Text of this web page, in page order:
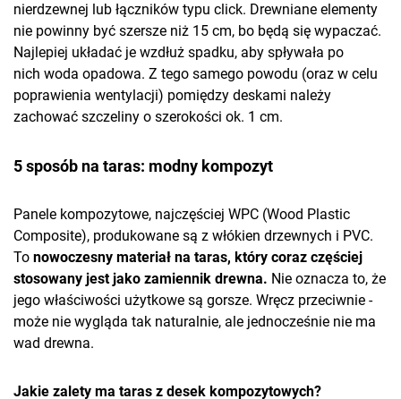
nierdzewnej lub łączników typu click. Drewniane elementy
nie powinny być szersze niż 15 cm, bo będą się wypaczać.
Najlepiej układać je wzdłuż spadku, aby spływała po
nich woda opadowa. Z tego samego powodu (oraz w celu
poprawienia wentylacji) pomiędzy deskami należy
zachować szczeliny o szerokości ok. 1 cm.
5 sposób na taras: modny kompozyt
Panele kompozytowe, najczęściej WPC (Wood Plastic
Composite), produkowane są z włókien drzewnych i PVC.
To nowoczesny materiał na taras, który coraz częściej
stosowany jest jako zamiennik drewna. Nie oznacza to, że
jego właściwości użytkowe są gorsze. Wręcz przeciwnie -
może nie wygląda tak naturalnie, ale jednocześnie nie ma
wad drewna.
Jakie zalety ma taras z desek kompozytowych?